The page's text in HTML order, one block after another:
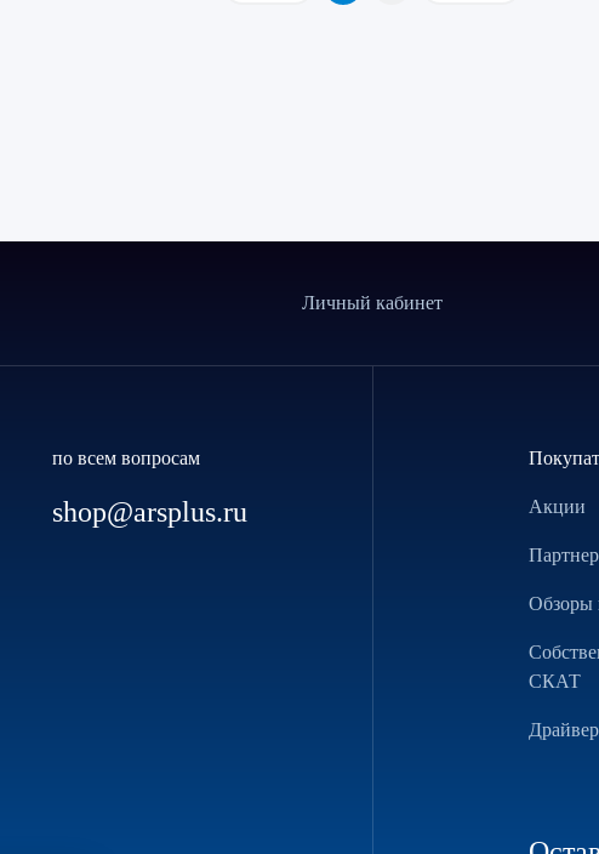
Личный кабинет
по всем вопросам
shop@arsplus.ru Акции
Обзоры
СКАТ